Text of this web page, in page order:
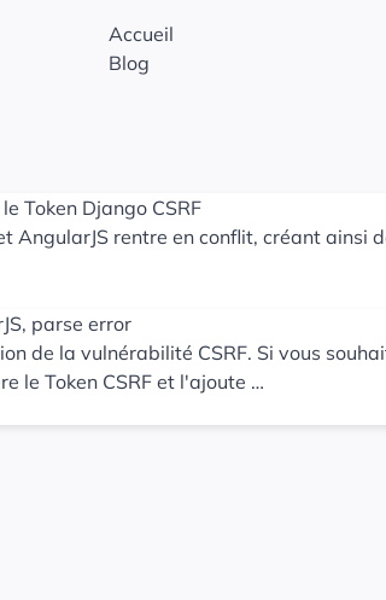
Accueil
Blog
Token Django CSRF
AngularJS rentre en conflit, créant ainsi
parse error
de la vulnérabilité CSRF. Si vous
le Token CSRF et l'ajoute …